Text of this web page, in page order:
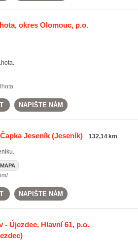
okres Olomouc, p.o.
NAPIŠTE NÁM
Jeseník(Jeseník) 132,14 km
MAPA
NAPIŠTE NÁM
- Újezdec, Hlavní 61, p.o.